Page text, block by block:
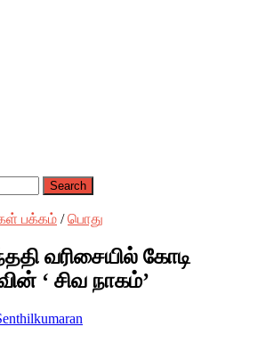
பக்கம் /பொது
வரிசையில் கோடி
‘ சிவ நாகம்’